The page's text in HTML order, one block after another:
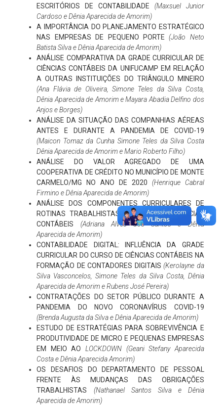
ESCRITÓRIOS DE CONTABILIDADE
(Maxsuel Junior
Cardoso e Dênia Aparecida de Amorim)
A IMPORTÂNCIA DO PLANEJAMENTO ESTRATÉGICO
NAS EMPRESAS DE PEQUENO PORTE (João Neto
Batista Silva e Dênia Aparecida de Amorim)
ANÁLISE COMPARATIVA DA GRADE CURRICULAR DE
CIÊNCIAS CONTÁBEIS DA UNIFUCAMP EM RELAÇÃO
A OUTRAS INSTITUIÇÕES DO TRIÂNGULO MINEIRO
(Ana Flávia de Oliveira, Simone Teles da Silva Costa,
Dênia Aparecida de Amorim e Mayara Abadia Delfino dos
Anjos e Borges)
ANÁLISE DA SITUAÇÃO DAS COMPANHIAS AÉREAS
ANTES E DURANTE A PANDEMIA DE COVID-19
(Maicon Tomaz da Cunha Simone Teles da Silva Costa
Dênia Aparecida de Amorim e Mario Roberto Filho)
ANÁLISE DO VALOR AGREGADO DE UMA
COOPERATIVA DE CRÉDITO NO MUNICÍPIO DE MONTE
CARMELO/MG NO ANO DE 2020
(Henrique Cabral
Firmino e Dênia Aparecida de Amorim)
ANÁLISE DOS COMPONENTES CURRICULARES DE
ROTINAS TRABALHISTAS DO CURSO DE CIÊNCIAS
CONTÁBEIS
(Adriana Alves dos Santos e Dênia
Aparecida de Amorim)
CONTABILIDADE DIGITAL: INFLUÊNCIA DA GRADE
CURRICULAR DO CURSO DE CIÊNCIAS CONTÁBEIS NA
FORMAÇÃO DE CONTADORES DIGITAIS (Kerolayne da
Silva Vasconcelos, Simone Teles da Silva Costa, Dênia
Aparecida de Amorim e Rubens José Pereira)
CONTRATAÇÕES DO SETOR PÚBLICO DURANTE A
PANDEMIA DO NOVO CORONAVÍRUS COVID-19
(Brenda Augusta da Silva e Dênia Aparecida de Amorim)
ESTUDO DE ESTRATÉGIAS PARA SOBREVIVÊNCIA E
PRODUTIVIDADE DE MICRO E PEQUENAS EMPRESAS
EM MEIO AO LOCKDOWN (Geani Stefany Aparecida
Costa e Dênia Aparecida Amorim)
OS DESAFIOS DO DEPARTAMENTO DE PESSOAL
FRENTE ÀS MUDANÇAS DAS OBRIGAÇÕES
TRABALHISTAS
(Nathanael Santos Silva e Dênia
Aparecida de Amorim)